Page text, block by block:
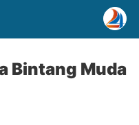
Bintang Muda